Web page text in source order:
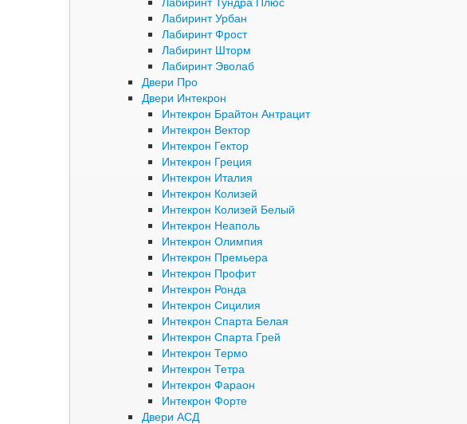
Лабиринт Урбан
Лабиринт Фрост
Лабиринт Шторм
Лабиринт Эволаб
Двери Про
Двери Интекрон
Интекрон Брайтон Антрацит
Интекрон Вектор
Интекрон Гектор
Интекрон Греция
Интекрон Италия
Интекрон Колизей
Интекрон Колизей Белый
Интекрон Неаполь
Интекрон Олимпия
Интекрон Премьера
Интекрон Профит
Интекрон Ронда
Интекрон Сицилия
Интекрон Спарта Белая
Интекрон Спарта Грей
Интекрон Термо
Интекрон Тетра
Интекрон Фараон
Интекрон Форте
Двери АСД